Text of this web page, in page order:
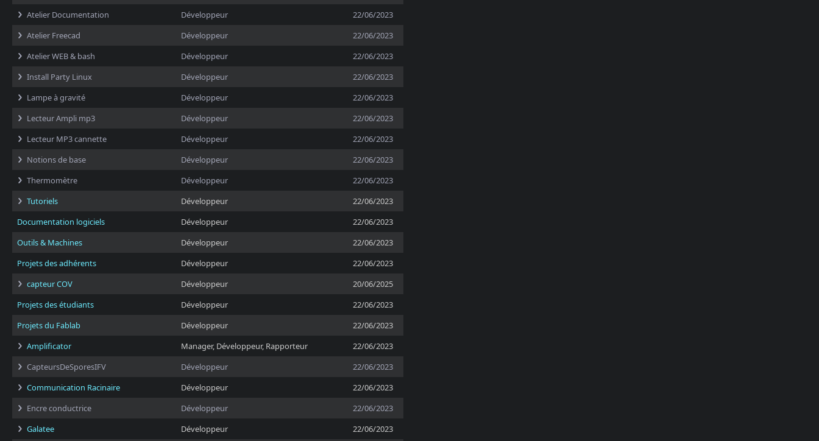
Atelier Documentation
Développeur
22/06/2023
Atelier Freecad
Développeur
22/06/2023
Atelier WEB & bash
Développeur
22/06/2023
Install Party Linux
Développeur
22/06/2023
Lampe à gravité
Développeur
22/06/2023
Lecteur Ampli mp3
Développeur
22/06/2023
Lecteur MP3 cannette
Développeur
22/06/2023
Notions de base
Développeur
22/06/2023
Thermomètre
Développeur
22/06/2023
Tutoriels
Développeur
22/06/2023
Documentation logiciels
Développeur
22/06/2023
Outils & Machines
Développeur
22/06/2023
Projets des adhérents
Développeur
22/06/2023
capteur COV
Développeur
20/06/2025
Projets des étudiants
Développeur
22/06/2023
Projets du Fablab
Développeur
22/06/2023
Amplificator
Manager, Développeur, Rapporteur
22/06/2023
CapteursDeSporesIFV
Développeur
22/06/2023
Communication Racinaire
Développeur
22/06/2023
Encre conductrice
Développeur
22/06/2023
Galatee
Développeur 22/06/2023